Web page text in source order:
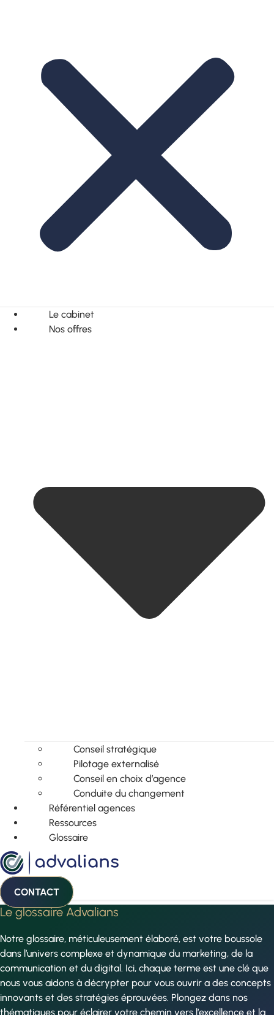
Le cabinet
Nos offres
Conseil stratégique
Pilotage externalisé
Conseil en choix d’agence
Conduite du changement
Référentiel agences
Ressources
Glossaire
CONTACT
Le glossaire Advalians
Notre glossaire, méticuleusement élaboré, est votre boussole
dans l’univers complexe et dynamique du marketing, de la
communication et du digital. Ici, chaque terme est une clé que
nous vous aidons à décrypter pour vous ouvrir a des concepts
innovants et des stratégies éprouvées. Plongez dans nos
thématiques pour éclairer votre chemin vers l’excellence et la